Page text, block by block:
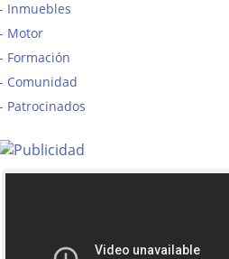
Inmuebles
Motor
Formación
Comunidad
Patrocinados